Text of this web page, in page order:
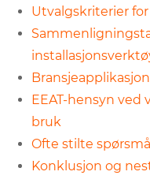
Utvalgskriterier
EEAT-hensyn
bruk
Ofte stilte spørsmål
Konklusjon og